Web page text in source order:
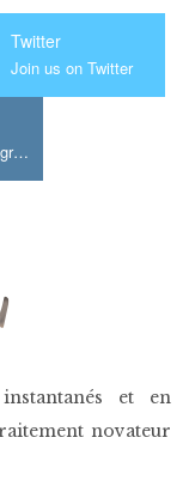
Twitter
Join us on Twitter
Join us on Instagram
et en
novateur